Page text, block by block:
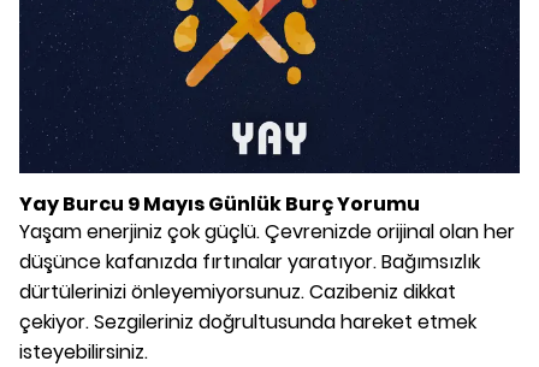
Yay Burcu 9 Mayıs Günlük Burç Yorumu
Yaşam enerjiniz çok güçlü. Çevrenizde orijinal olan her
düşünce kafanızda fırtınalar yaratıyor. Bağımsızlık
dürtülerinizi önleyemiyorsunuz. Cazibeniz dikkat
çekiyor. Sezgileriniz doğrultusunda hareket etmek
isteyebilirsiniz.